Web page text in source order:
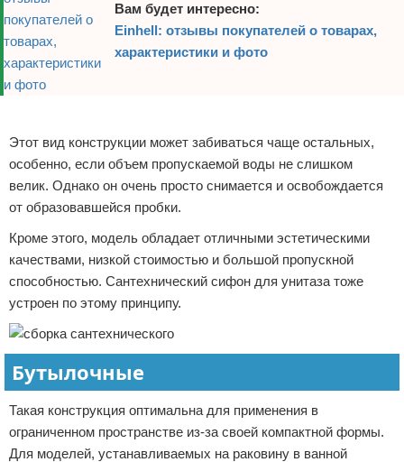
Вам будет интересно:
Einhell: отзывы покупателей о товарах,
характеристики и фото
Этот вид конструкции может забиваться чаще остальных,
особенно, если объем пропускаемой воды не слишком
велик. Однако он очень просто снимается и освобождается
от образовавшейся пробки.
Кроме этого, модель обладает отличными эстетическими
качествами, низкой стоимостью и большой пропускной
способностью. Сантехнический сифон для унитаза тоже
устроен по этому принципу.
Бутылочные
Такая конструкция оптимальна для применения в
ограниченном пространстве из-за своей компактной формы.
Для моделей, устанавливаемых на раковину в ванной